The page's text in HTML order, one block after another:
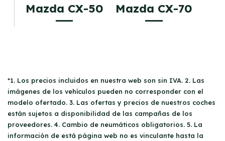
Mazda CX-50 Mazda CX-70
*1. Los precios incluidos en nuestra web son sin IVA. 2. Las
imágenes de los vehículos pueden no corresponder con el
modelo ofertado. 3. Las ofertas y precios de nuestros coches
están sujetos a disponibilidad de las campañas de los
proveedores. 4. Cambio de neumáticos obligatorios. 5. La
información de está página web no es vinculante hasta la